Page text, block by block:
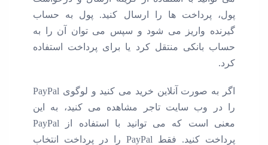
پرداخت ها را ارسال کنید. پول به حساب
واریز می شود و سپس می توان آن را به
منتقل کرد یا برای پرداخت استفاده
اگر به صورت آنلاین خرید می کنید و لوگوی PayPal
وب سایت تاجر مشاهده می کنید، به این
معنی است که می توانید با استفاده از PayPal
پرداخت کنید. فقط PayPal را در پرداخت انتخاب